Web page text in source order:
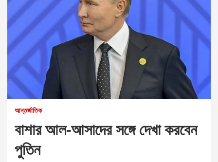
আন্তর্জাতিক
বাশার আল-আসাদের সঙ্গে দেখা করবেন
পুতিন